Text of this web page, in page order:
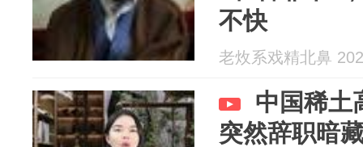
不快
老炇系戏精北鼻
中国稀土
突然辞职暗